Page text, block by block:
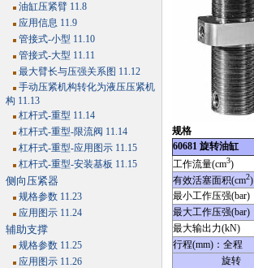
油缸压紧臂 11.8
应用信息 11.9
管接式-小型 11.10
管接式-大型 11.11
最大臂长与压强关系图 11.12
手动压紧机构转化为液压压紧机
构 11.13
杠杆式-重型 11.14
杠杆式-重型-限流阀 11.14
杠杆式-重型-应用图示 11.15
杠杆式-重型-安装基板 11.15
侧向压紧器
规格参数 11.23
应用图示 11.24
辅助支撑
规格参数 11.25
应用图示 11.26
规格
60681 旋转油缸
工作流量(cm3)
有效活塞面积(cm2)
最小工作压强(bar)
最大工作压强(bar)
最大输出力(kN)
行程(mm)：全程
旋转